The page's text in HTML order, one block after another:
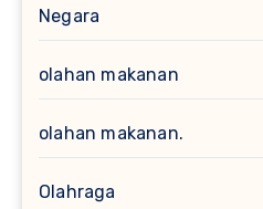
Negara
olahan makanan
olahan makanan.
Olahraga